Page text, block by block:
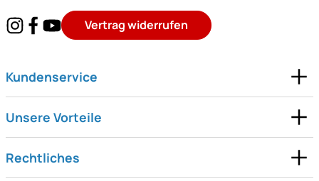
Vertrag widerrufen
Kundenservice
Unsere Vorteile
Rechtliches